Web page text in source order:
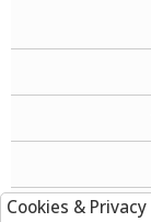
Cookies & Privacy